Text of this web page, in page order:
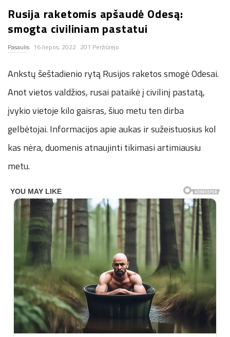
n
.
n
e
t
Rusija raketomis apšaudė Odesą:
smogta civiliniam pastatui
Pasaulis 16 liepos, 2022 201 Peržiūrėjo
Ankstų šeštadienio rytą Rusijos raketos smogė Odesai.
Anot vietos valdžios, rusai pataikė į civilinį pastatą,
įvykio vietoje kilo gaisras, šiuo metu ten dirba
gelbėtojai. Informacijos apie aukas ir sužeistuosius kol
kas nėra, duomenis atnaujinti tikimasi artimiausiu
metu.